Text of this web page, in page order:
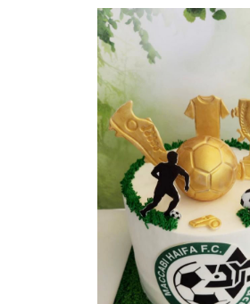
כדורגל ליום הולדת
פרטים נוספים